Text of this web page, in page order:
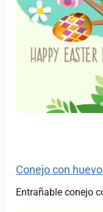
Conejo con
Entrañable conejo